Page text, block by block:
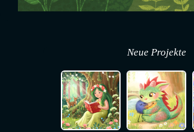
Neue Projekte